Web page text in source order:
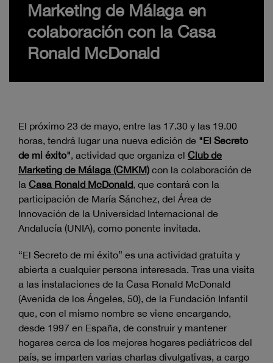
Marketing de Málaga en
colaboración con la Casa
Ronald McDonald
El próximo 23 de mayo, entre las 17.30 y las 19.00
horas, tendrá lugar una nueva edición de "El Secreto
de mi éxito", actividad que organiza el Club de
Marketing de Málaga (CMKM) con la colaboración de
la Casa Ronald McDonald, que contará con la
participación de María Sánchez, del Área de
Innovación de la Universidad Internacional de
Andalucía (UNIA), como ponente invitada.
“El Secreto de mi éxito” es una actividad gratuita y
abierta a cualquier persona interesada. Tras una visita
a las instalaciones de la Casa Ronald McDonald
(Avenida de los Ángeles, 50), de la Fundación Infantil
que, con el mismo nombre se viene encargando,
desde 1997 en España, de construir y mantener
hogares cerca de los mejores hogares pediátricos del
país, se imparten varias charlas divulgativas, a cargo